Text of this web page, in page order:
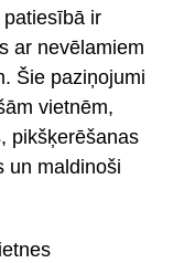
ir
ar nevēlamiem
Šie paziņojumi
vietnēm,
pikšķerēšanas
un maldinoši